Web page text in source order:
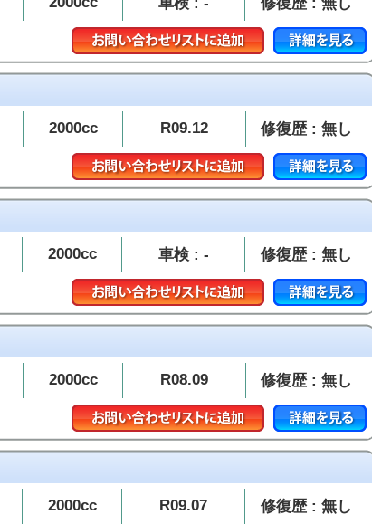
2000cc R09.12 修復歴 : 無し
2000cc 車検 : - 修復歴 : 無し
2000cc R08.09 修復歴 : 無し
2000cc R09.07 修復歴 : 無し